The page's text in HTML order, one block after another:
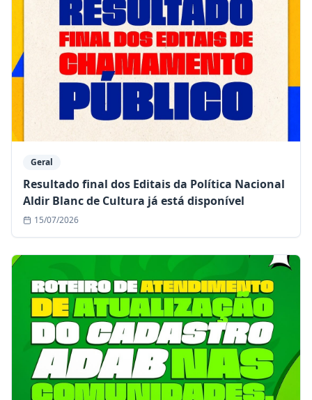
Geral
Resultado final dos Editais da Política Nacional
Aldir Blanc de Cultura já está disponível
15/07/2026